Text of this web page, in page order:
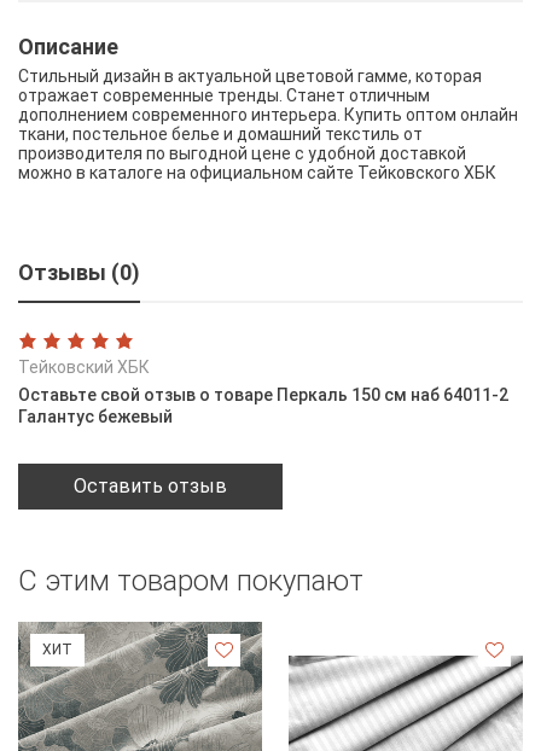
Описание
Стильный дизайн в актуальной цветовой гамме, которая
отражает современные тренды. Станет отличным
дополнением современного интерьера. Купить оптом онлайн
ткани, постельное белье и домашний текстиль от
производителя по выгодной цене с удобной доставкой
можно в каталоге на официальном сайте Тейковского ХБК
Отзывы (0)
Тейковский ХБК
Оставьте свой отзыв о товаре Перкаль 150 см наб 64011-2
Галантус бежевый
Оставить отзыв
С этим товаром покупают
ХИТ